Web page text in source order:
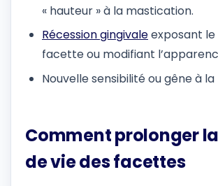
« hauteur » à la mastication.
Récession gingivaleexposant
facette ou modifiant
Nouvelle sensibilité ou gêne à
Comment prolonger
de vie des facettes